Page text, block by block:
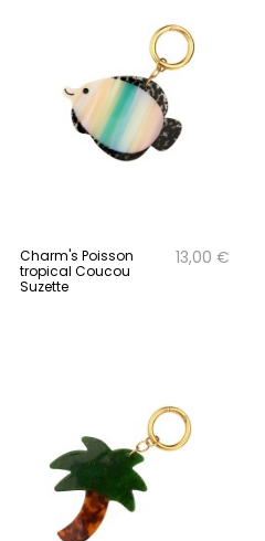
Charm's Poisson
tropical Coucou
Suzette
13,00 €